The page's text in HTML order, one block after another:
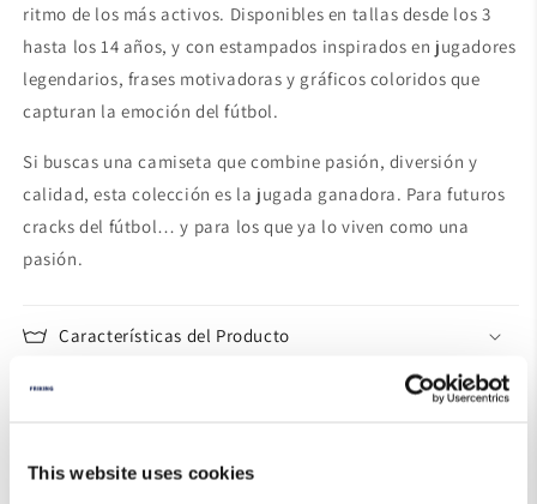
This website uses cookies
ritmo de los más activos. Disponibles en tallas desde los 3
hasta los 14 años, y con estampados inspirados en jugadores
legendarios, frases motivadoras y gráficos coloridos que
capturan la emoción del fútbol.
Si buscas una camiseta que combine pasión, diversión y
calidad, esta colección es la jugada ganadora. Para futuros
cracks del fútbol… y para los que ya lo viven como una
pasión.
Características del Producto